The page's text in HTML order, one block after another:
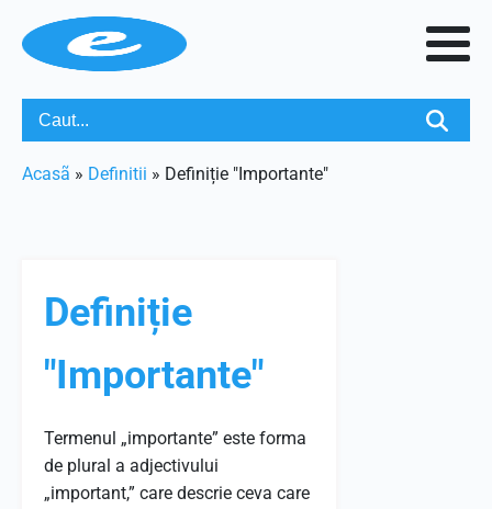
Acasã » Definitii » Definiție "Importante"
Definiție
"Importante"
Termenul „importante” este forma
de plural a adjectivului
„important,” care descrie ceva care